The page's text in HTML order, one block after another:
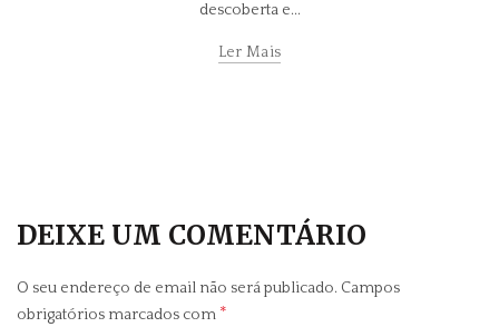
descoberta e...
Ler Mais
DEIXE UM COMENTÁRIO
O seu endereço de email não será publicado. Campos
obrigatórios marcados com *